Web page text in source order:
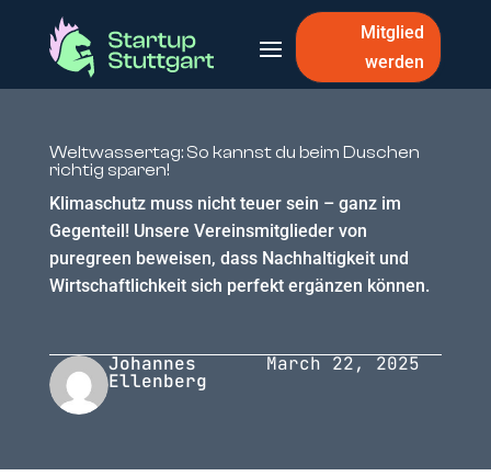
Mitglied
werden
Weltwassertag: So kannst du beim Duschen
richtig sparen!
Klimaschutz muss nicht teuer sein – ganz im
Gegenteil! Unsere Vereinsmitglieder von
puregreen beweisen, dass Nachhaltigkeit und
Wirtschaftlichkeit sich perfekt ergänzen können.
Johannes
Ellenberg
March 22, 2025